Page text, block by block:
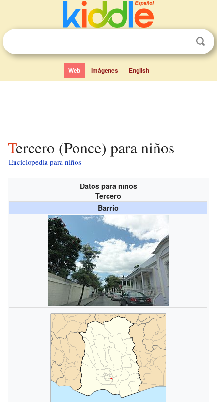
Web Imágenes English
Tercero (Ponce) para niños
Enciclopedia para niños
Datos para niños
Tercero
Barrio